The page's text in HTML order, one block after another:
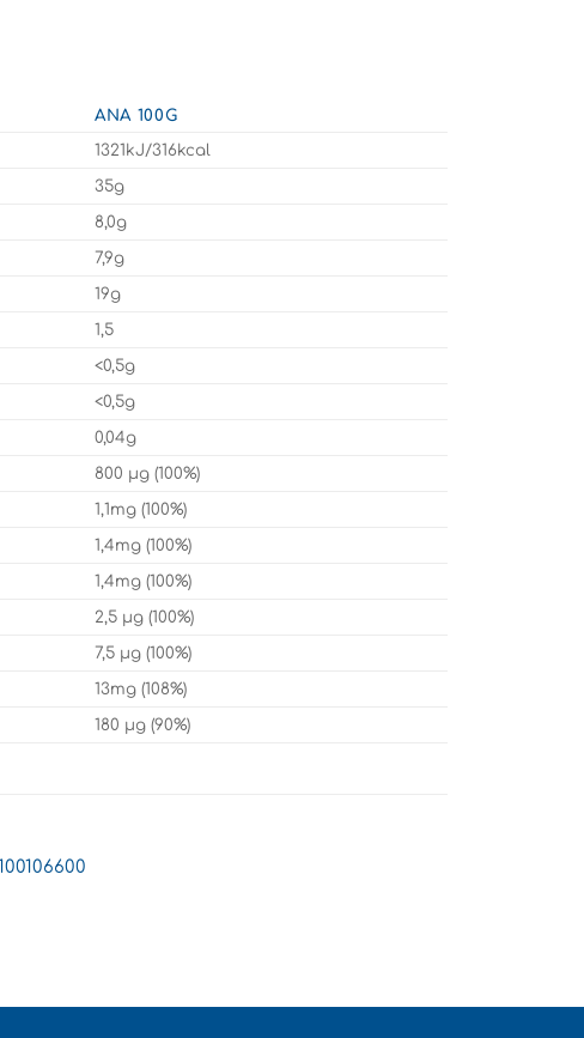
ΑΝΆ 100G
1321kJ/316kcal
35g
8,0g
7,9g
19g
1,5
<0,5g
<0,5g
0,04g
800 μg (100%)
1,1mg (100%)
1,4mg (100%)
1,4mg (100%)
2,5 μg (100%)
7,5 μg (100%)
13mg (108%)
180 μg (90%)